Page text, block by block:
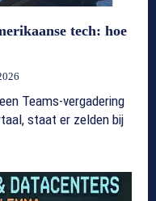
tech: hoe
Teams-vergadering
staat er zelden bij